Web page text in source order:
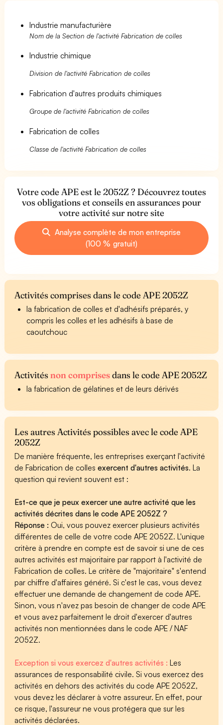
Industrie manufacturière
Nom de la Section de l'activité Fabrication de colles
Industrie chimique
Division de l'activité Fabrication de colles
Fabrication d'autres produits chimiques
Groupe de l'activité Fabrication de colles
Fabrication de colles
Classe de l'activité Fabrication de colles
Votre code APE est le 2052Z ? Découvrez toutes
vos obligations et conseils en assurances pour
votre activité sur notre site
Analyse complète de mon entreprise
(100 % gratuit)
Activités comprises dans le code APE 2052Z
la fabrication de colles et d'adhésifs préparés, y
compris les colles et les adhésifs à base de
caoutchouc
Activitésnon comprisesdans le code APE 2052Z
la fabrication de gélatines et de leurs dérivés
Les autres Activités possibles avec le code APE
2052Z
De manière fréquente, les entreprises exerçant l'activité
de Fabrication de collesexercent d'autres activités. La
question qui revient souvent est :
Est-ce que je peux exercer une autre activité que les
activités décrites dans le code APE 2052Z ?
Réponse :Oui, vous pouvez exercer plusieurs activités
différentes de celle de votre code APE 2052Z. L'unique
critère à prendre en compte est de savoir si une de ces
autres activités est majoritaire par rapport à l'activité de
Fabrication de colles. Le critère de "majoritaire" s'entend
par chiffre d'affaires généré. Si c'est le cas, vous devez
effectuer une demande de changement de code APE.
Sinon, vous n'avez pas besoin de changer de code APE
et vous avez parfaitement le droit d'exercer d'autres
activités non mentionnées dans le code APE / NAF
2052Z.
Exception si vous exercez d'autres activités :Les
assurances de responsabilité civile. Si vous exercez des
activités en dehors des activités du code APE 2052Z,
vous devez les déclarer à votre assureur. En effet, pour
ce risque, l'assureur ne vous protégera que sur les
activités déclarées.